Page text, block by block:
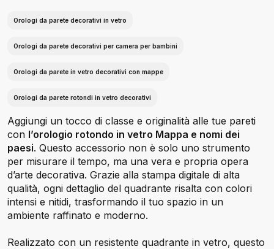
Orologi da parete decorativi in vetro
Orologi da parete decorativi per camera per bambini
Orologi da parete in vetro decorativi con mappe
Orologi da parete rotondi in vetro decorativi
Aggiungi un tocco di classe e originalità alle tue pareti
con l’orologio rotondo in vetro Mappa e nomi dei
paesi. Questo accessorio non è solo uno strumento
per misurare il tempo, ma una vera e propria opera
d’arte decorativa. Grazie alla stampa digitale di alta
qualità, ogni dettaglio del quadrante risalta con colori
intensi e nitidi, trasformando il tuo spazio in un
ambiente raffinato e moderno.
Realizzato con un resistente quadrante in vetro, questo